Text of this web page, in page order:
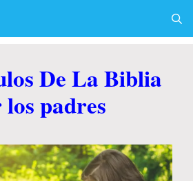
De La Biblia
padres